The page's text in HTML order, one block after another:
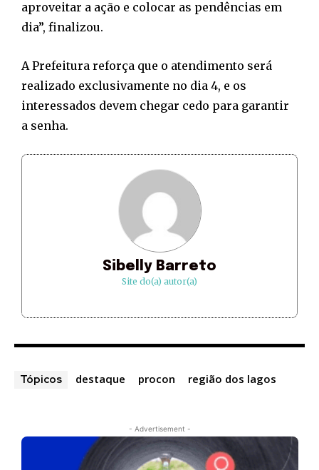
aproveitar a ação e colocar as pendências em
dia”, finalizou.
A Prefeitura reforça que o atendimento será
realizado exclusivamente no dia 4, e os
interessados devem chegar cedo para garantir
a senha.
Sibelly Barreto
Site do(a) autor(a)
Tópicos destaque procon região dos lagos
- Advertisement -